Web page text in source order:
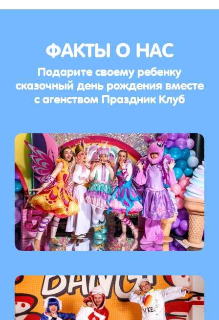
ФАКТЫ О НАС
Подарите своему ребенку
сказочный день рождения вместе
с агенством Праздник Клуб